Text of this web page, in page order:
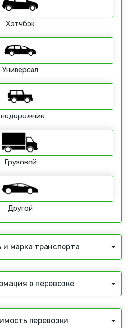
Хэтчбэк
Универсал
Грузовой
Другой
и марка транспорта
о перевозке
перевозки